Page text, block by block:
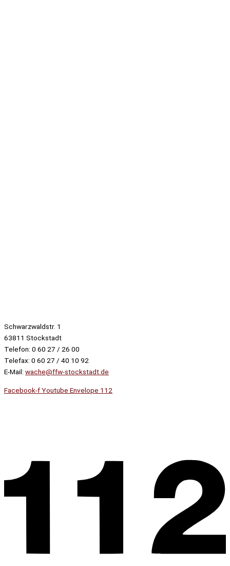
Schwarzwaldstr. 1
63811 Stockstadt
Telefon: 0 60 27 / 26 00
Telefax: 0 60 27 / 40 10 92
E-Mail: wache@ffw-stockstadt.de
Facebook-fYoutube Envelope 112